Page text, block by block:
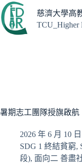
跳
至
主
慈濟大學高
TCU_Higher
暑期志工團隊授旗啟航
2026 年 6 月 10 日
SDG 1 終結貧窮,
段), 面向二 善盡